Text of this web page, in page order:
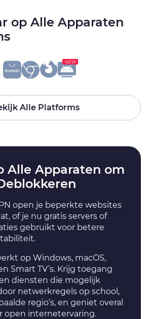
op Alle Apparaten
NEW
Alle Platforms
Alle Apparaten om
open je beperkte websites
of je nu gratis servers of
gebruikt voor betere
op Windows, macOS,
Smart TV’s. Krijg toegang
diensten die mogelijk
netwerkregels op school,
regio’s, en geniet overal
open internetervaring.